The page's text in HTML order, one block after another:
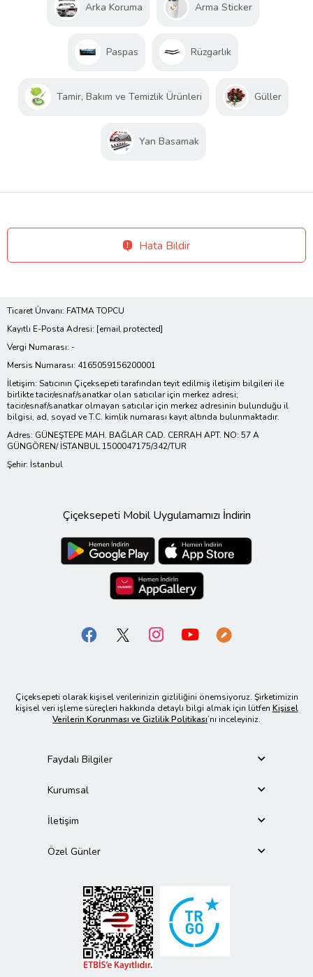
Arka Koruma Arma Sticker
Paspas Rüzgarlık
Tamir, Bakım ve Temizlik Ürünleri Güller
Yan Basamak
Hata Bildir
Ticaret Ünvanı: FATMA TOPCU
Kayıtlı E-Posta Adresi: [email protected]
Vergi Numarası: -
Mersis Numarası: 4165059156200001
İletişim: Satıcının Çiçeksepeti tarafından teyit edilmiş iletişim bilgileri ile
birlikte tacir/esnaf/sanatkar olan satıcılar için merkez adresi;
tacir/esnaf/sanatkar olmayan satıcılar için merkez adresinin bulunduğu il
bilgisi, ad, soyad ve T.C. kimlik numarası kayıt altında bulunmaktadır.
Adres: GÜNEŞTEPE MAH. BAĞLAR CAD. CERRAH APT. NO: 57 A
GÜNGÖREN/ İSTANBUL 1500047175/342/TUR
Şehir: İstanbul
Çiçeksepeti Mobil Uygulamamızı İndirin
Çiçeksepeti olarak kişisel verilerinizin gizliliğini önemsiyoruz. Şirketimizin
kişisel veri işleme süreçleri hakkında detaylı bilgi almak için lütfen Kişisel
Verilerin Korunması ve Gizlilik Politikası’nı inceleyiniz.
Faydalı Bilgiler
Kurumsal
İletişim
Özel Günler